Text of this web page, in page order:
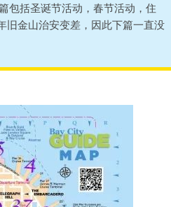
包括圣诞节活动，春节活动，住
旧金山治安变差，因此下篇一直没